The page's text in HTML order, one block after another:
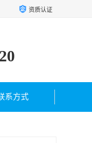
资质认证
系方式